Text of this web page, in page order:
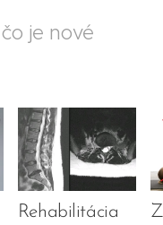
je nové
Rehabilitácia